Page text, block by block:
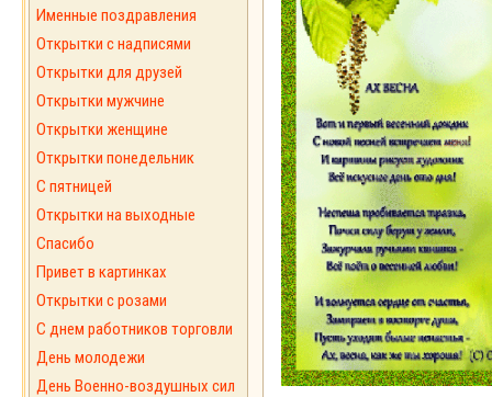
Именные поздравления
Открытки с надписями
Открытки для друзей
Открытки мужчине
Открытки женщине
Открытки понедельник
С пятницей
Открытки на выходные
Спасибо
Привет в картинках
Открытки с розами
С днем работников торговли
День молодежи
День Военно-воздушных сил